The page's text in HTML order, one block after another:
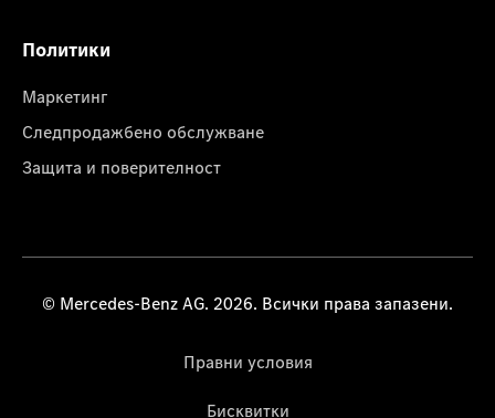
Политики
Маркетинг
Следпродажбено обслужване
Защита и поверителност
© Mercedes-Benz AG. 2026. Всички права запазени.
Правни условия
Бисквитки